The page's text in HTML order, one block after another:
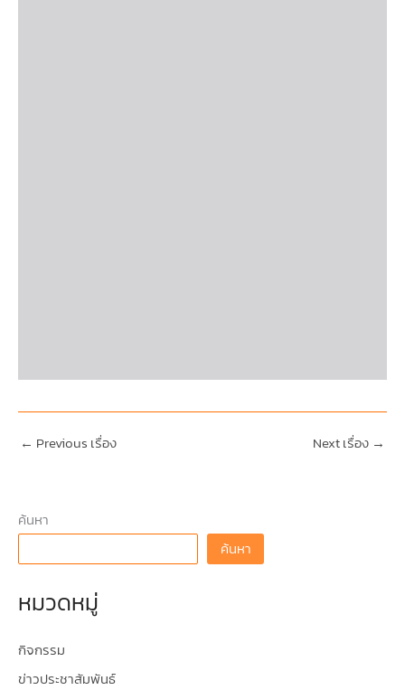
← Previous เรื่อง Next เรื่อง →
ค้นหา
ค้นหา
หมวดหมู่
กิจกรรม
ข่าวประชาสัมพันธ์